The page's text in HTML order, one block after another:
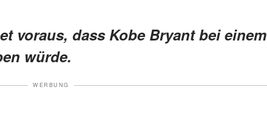
voraus, dass Kobe Bryant bei einem
würde.
WERBUNG